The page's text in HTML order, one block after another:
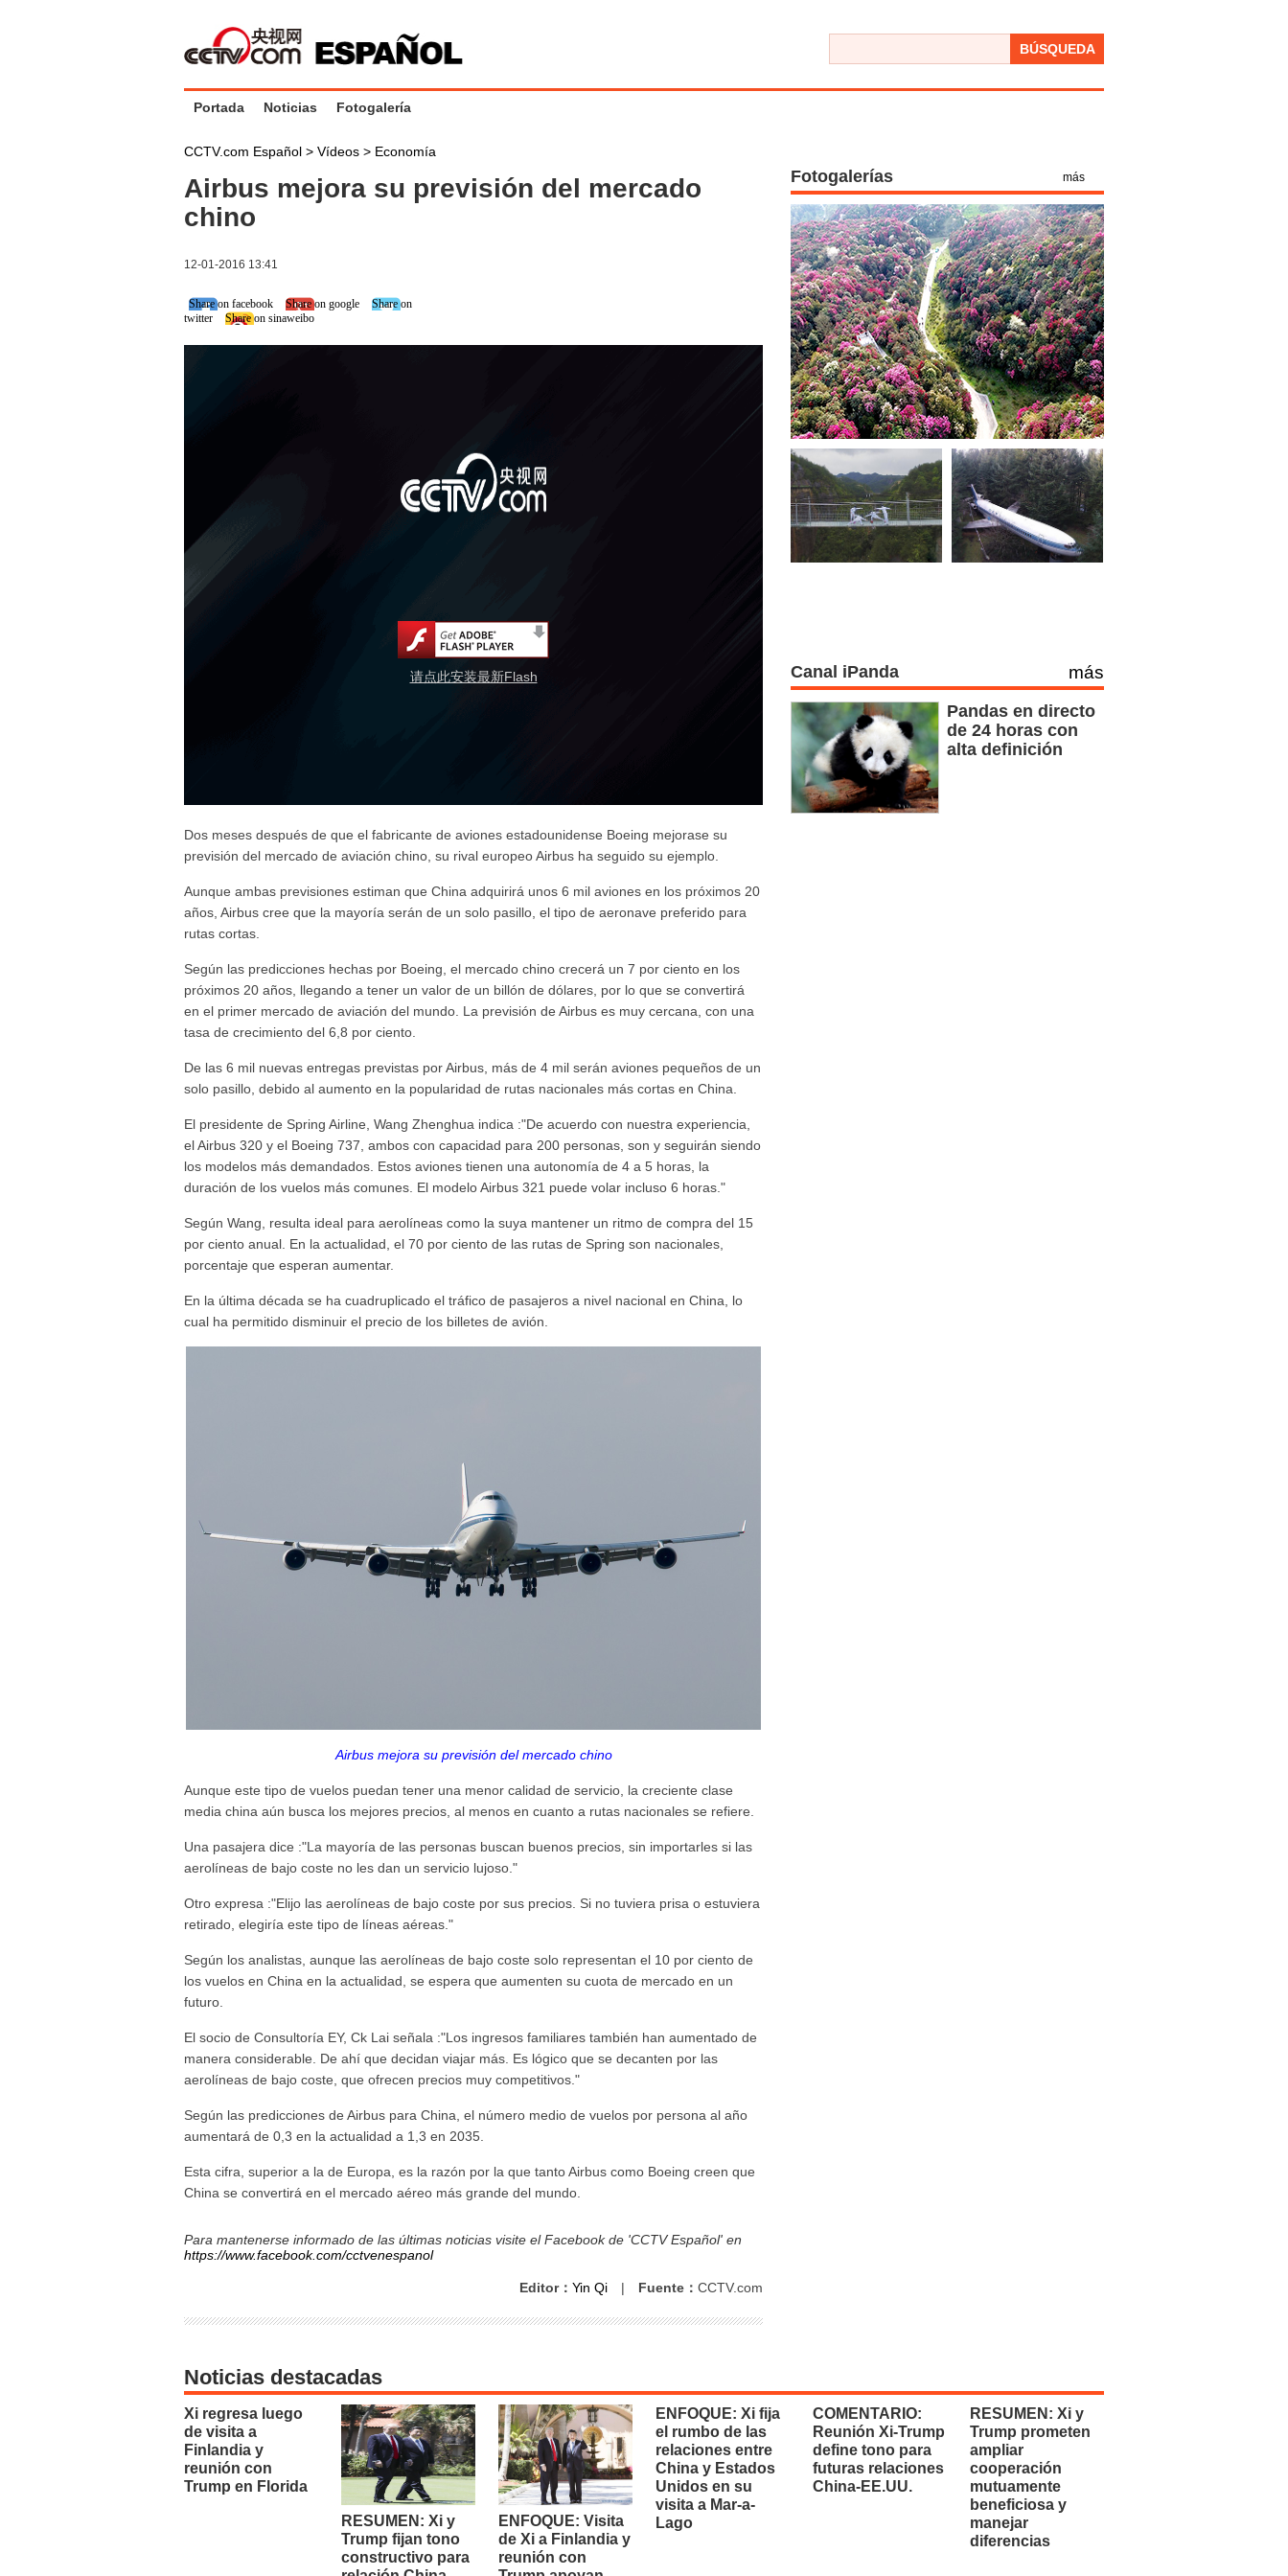
BÚSQUEDA
Portada Noticias Fotogalería
CCTV.com Español > Vídeos > Economía
Airbus mejora su previsión del mercado
chino
12-01-2016 13:41
Share on facebook Share on google
Share on
twitter
Share on sinaweibo
请点此安装最新Flash
Dos meses después de que el fabricante de aviones estadounidense Boeing mejorase su
previsión del mercado de aviación chino, su rival europeo Airbus ha seguido su ejemplo.
Aunque ambas previsiones estiman que China adquirirá unos 6 mil aviones en los próximos 20
años, Airbus cree que la mayoría serán de un solo pasillo, el tipo de aeronave preferido para
rutas cortas.
Según las predicciones hechas por Boeing, el mercado chino crecerá un 7 por ciento en los
próximos 20 años, llegando a tener un valor de un billón de dólares, por lo que se convertirá
en el primer mercado de aviación del mundo. La previsión de Airbus es muy cercana, con una
tasa de crecimiento del 6,8 por ciento.
De las 6 mil nuevas entregas previstas por Airbus, más de 4 mil serán aviones pequeños de un
solo pasillo, debido al aumento en la popularidad de rutas nacionales más cortas en China.
El presidente de Spring Airline, Wang Zhenghua indica :"De acuerdo con nuestra experiencia,
el Airbus 320 y el Boeing 737, ambos con capacidad para 200 personas, son y seguirán siendo
los modelos más demandados. Estos aviones tienen una autonomía de 4 a 5 horas, la
duración de los vuelos más comunes. El modelo Airbus 321 puede volar incluso 6 horas."
Según Wang, resulta ideal para aerolíneas como la suya mantener un ritmo de compra del 15
por ciento anual. En la actualidad, el 70 por ciento de las rutas de Spring son nacionales,
porcentaje que esperan aumentar.
En la última década se ha cuadruplicado el tráfico de pasajeros a nivel nacional en China, lo
cual ha permitido disminuir el precio de los billetes de avión.
Airbus mejora su previsión del mercado chino
Aunque este tipo de vuelos puedan tener una menor calidad de servicio, la creciente clase
media china aún busca los mejores precios, al menos en cuanto a rutas nacionales se refiere.
Una pasajera dice :"La mayoría de las personas buscan buenos precios, sin importarles si las
aerolíneas de bajo coste no les dan un servicio lujoso."
Otro expresa :"Elijo las aerolíneas de bajo coste por sus precios. Si no tuviera prisa o estuviera
retirado, elegiría este tipo de líneas aéreas."
Según los analistas, aunque las aerolíneas de bajo coste solo representan el 10 por ciento de
los vuelos en China en la actualidad, se espera que aumenten su cuota de mercado en un
futuro.
El socio de Consultoría EY, Ck Lai señala :"Los ingresos familiares también han aumentado de
manera considerable. De ahí que decidan viajar más. Es lógico que se decanten por las
aerolíneas de bajo coste, que ofrecen precios muy competitivos."
Según las predicciones de Airbus para China, el número medio de vuelos por persona al año
aumentará de 0,3 en la actualidad a 1,3 en 2035.
Esta cifra, superior a la de Europa, es la razón por la que tanto Airbus como Boeing creen que
China se convertirá en el mercado aéreo más grande del mundo.
Para mantenerse informado de las últimas noticias visite el Facebook de 'CCTV Español' en
https://www.facebook.com/cctvenespanol
Editor： Yin Qi | Fuente： CCTV.com
Fotogalerías más
Canal iPanda más
Pandas en directo
de 24 horas con
alta definición
Noticias destacadas
Xi regresa luego
de visita a
Finlandia y
reunión con
Trump en Florida
RESUMEN: Xi y
Trump fijan tono
constructivo para
ENFOQUE: Visita
de Xi a Finlandia y
reunión con
ENFOQUE: Xi fija
el rumbo de las
relaciones entre
China y Estados
Unidos en su
visita a Mar-a-
Lago
COMENTARIO:
Reunión Xi-Trump
define tono para
futuras relaciones
China-EE.UU.
RESUMEN: Xi y
Trump prometen
ampliar
cooperación
mutuamente
beneficiosa y
manejar
diferencias